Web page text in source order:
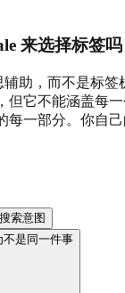
来选择标签吗
辅助，而不是标
但它不能涵盖每一
每一部分。你自
索意图
不是同一件事